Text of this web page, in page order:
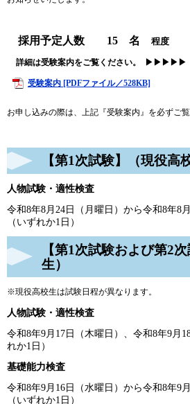
採用予定人数 15 名 程
詳細は受験案内をご覧ください。 ▶▶▶▶▶
受験案内 [PDFファイル／528KB]
お申し込みの際は、上記『受験案内』を必ずご覧
【第1次試験】（現役高
人物試験・適性検査
令和8年8月24日（月曜日）から令和8年
（いずれか1日）
【第1次試験および第2
生）
※現役高校生は試験日程が異なります。
人物試験・適性検査
令和8年9月17日（木曜日）、令和8年9
れか1日）
基礎能力検査
令和8年9月16日（水曜日）から令和8年
（いずれか1日）